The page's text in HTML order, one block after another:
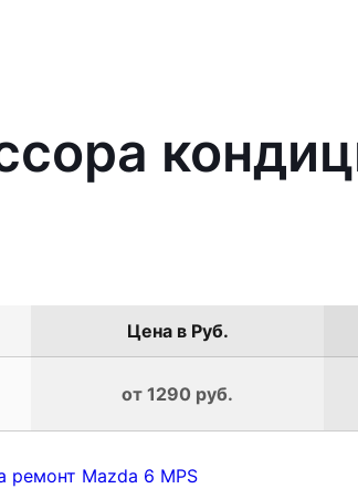
Цена в Руб.
от 1290 руб.
ремонт Mazda 6 MPS